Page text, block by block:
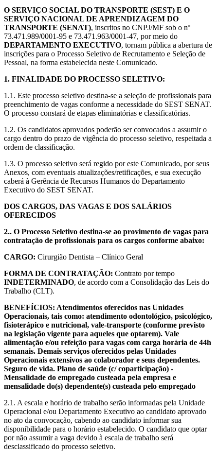
O SERVIÇO SOCIAL DO TRANSPORTE (SEST) E O
SERVIÇO NACIONAL DE APRENDIZAGEM DO
TRANSPORTE (SENAT), inscritos no CNPJ/MF sob o nº
73.471.989/0001-95 e 73.471.963/0001-47, por meio do
DEPARTAMENTO EXECUTIVO, tornam pública a abertura de
inscrições para o Processo Seletivo de Recrutamento e Seleção de
Pessoal, na forma estabelecida neste Comunicado.
1. FINALIDADE DO PROCESSO SELETIVO:
1.1. Este processo seletivo destina-se a seleção de profissionais para
preenchimento de vagas conforme a necessidade do SEST SENAT.
O processo constará de etapas eliminatórias e classificatórias.
1.2. Os candidatos aprovados poderão ser convocados a assumir o
cargo dentro do prazo de vigência do processo seletivo, respeitada a
ordem de classificação.
1.3. O processo seletivo será regido por este Comunicado, por seus
Anexos, com eventuais atualizações/retificações, e sua execução
caberá à Gerência de Recursos Humanos do Departamento
Executivo do SEST SENAT.
DOS CARGOS, DAS VAGAS E DOS SALÁRIOS
OFERECIDOS
2.. O Processo Seletivo destina-se ao provimento de vagas para
contratação de profissionais para os cargos conforme abaixo:
CARGO: Cirurgião Dentista – Clínico Geral
FORMA DE CONTRATAÇÃO: Contrato por tempo
INDETERMINADO, de acordo com a Consolidação das Leis do
Trabalho (CLT).
BENEFÍCIOS: Atendimentos oferecidos nas Unidades
Operacionais, tais como: atendimento odontológico, psicológico,
fisioterápico e nutricional, vale-transporte (conforme previsto
na legislação vigente para aqueles que optarem). Vale
alimentação e/ou refeição para vagas com carga horária de 44h
semanais. Demais serviços oferecidos pelas Unidades
Operacionais extensivos ao colaborador e seus dependentes.
Seguro de vida. Plano de saúde (c/ coparticipação) -
Mensalidade do empregado custeada pela empresa e
mensalidade do(s) dependente(s) custeada pelo empregado
2.1. A escala e horário de trabalho serão informadas pela Unidade
Operacional e/ou Departamento Executivo ao candidato aprovado
no ato da convocação, cabendo ao candidato informar sua
disponibilidade para o horário estabelecido. O candidato que optar
por não assumir a vaga devido à escala de trabalho será
desclassificado do processo seletivo.